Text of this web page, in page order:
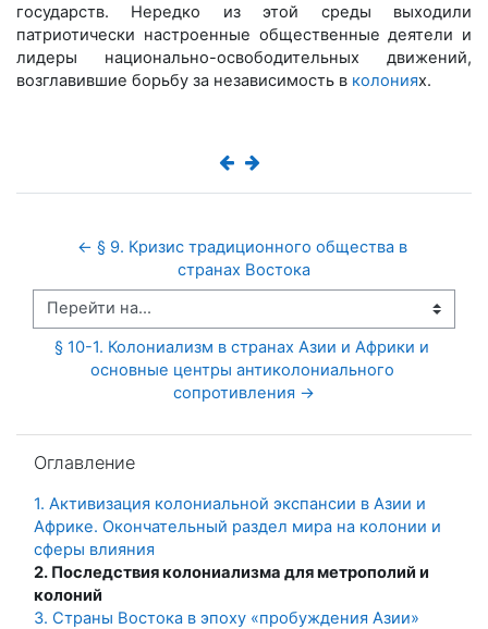
государств. Нередко из этой среды выходили
патриотически настроенные общественные деятели и
лидеры национально-освободительных движений,
возглавившие борьбу за независимость в колониях.
← § 9. Кризис традиционного общества в
странах Востока
Перейти на...
§ 10-1. Колониализм в странах Азии и Африки и
основные центры антиколониального
сопротивления →
Оглавление
1. Активизация колониальной экспансии в Азии и
Африке. Окончательный раздел мира на колонии и
сферы влияния
2. Последствия колониализма для метрополий и
колоний
3. Страны Востока в эпоху «пробуждения Азии»